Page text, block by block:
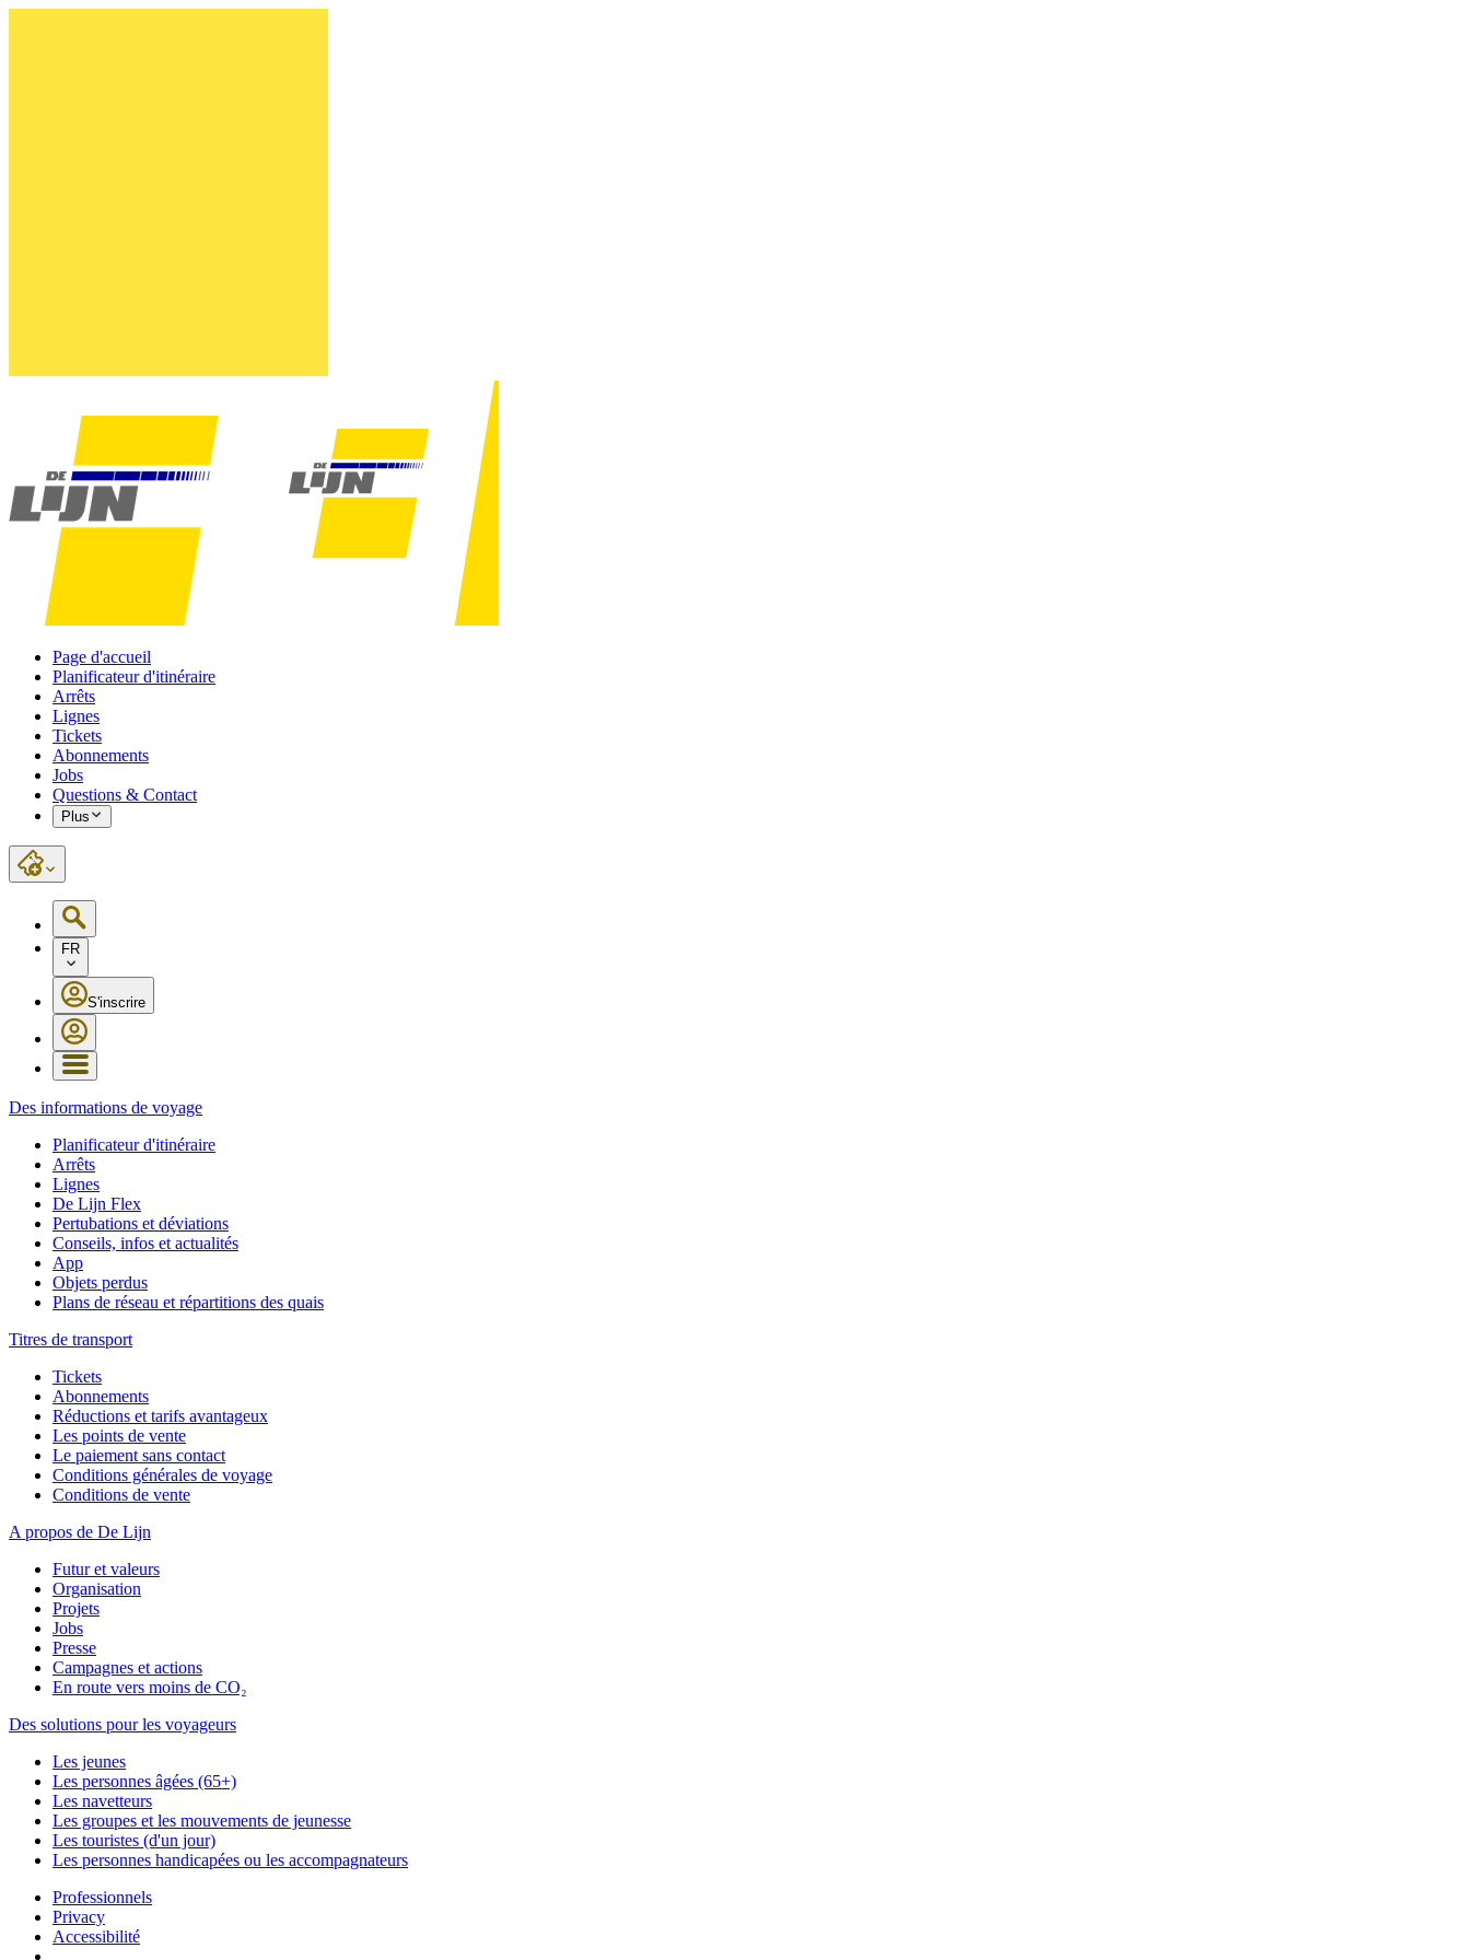
Page d'accueil
Planificateur d'itinéraire
Arrêts
Lignes
Tickets
Abonnements
Jobs
Questions & Contact
Plus
FR
S'inscrire
Des informations de voyage
Planificateur d'itinéraire
Arrêts
Lignes
De Lijn Flex
Pertubations et déviations
Conseils, infos et actualités
App
Objets perdus
Plans de réseau et répartitions des quais
Titres de transport
Tickets
Abonnements
Réductions et tarifs avantageux
Les points de vente
Le paiement sans contact
Conditions générales de voyage
Conditions de vente
A propos de De Lijn
Futur et valeurs
Organisation
Projets
Jobs
Presse
Campagnes et actions
En route vers moins de CO₂
Des solutions pour les voyageurs
Les jeunes
Les personnes âgées (65+)
Les navetteurs
Les groupes et les mouvements de jeunesse
Les touristes (d'un jour)
Les personnes handicapées ou les accompagnateurs
Professionnels
Privacy
Accessibilité